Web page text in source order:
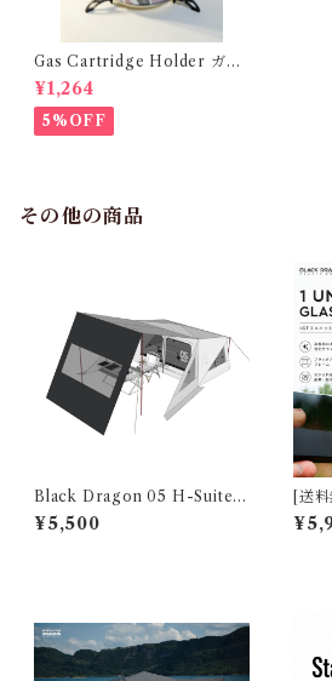
Gas Cartridge Holder ガス
カートリッジホルダー [For 2
30g gas ONLY] 7531225175
¥1,264
5%OFF
その他の商品
Black Dragon 05 H-Suite T
PU Tarp
¥5,500
[送
on
【1